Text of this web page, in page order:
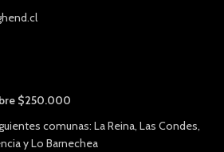
$250.000
comunas: La Reina, Las Condes,
y Lo Barnechea